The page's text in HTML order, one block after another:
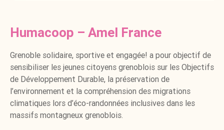
Humacoop – Amel France
Grenoble solidaire, sportive et engagée! a pour objectif de
sensibiliser les jeunes citoyens grenoblois sur les Objectifs
de Développement Durable, la préservation de
l’environnement et la compréhension des migrations
climatiques lors d’éco-randonnées inclusives dans les
massifs montagneux grenoblois.